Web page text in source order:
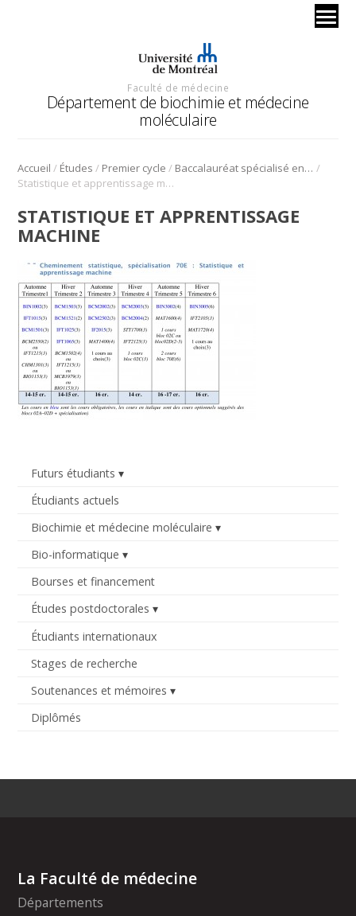
Faculté de médecine
Département de biochimie et médecine
moléculaire
Accueil / Études / Premier cycle / Baccalauréat spécialisé en bio-informatique /
Statistique et apprentissage machine
Futurs étudiants
Étudiants actuels
Biochimie et médecine moléculaire
Bio-informatique
Bourses et financement
Études postdoctorales
Étudiants internationaux
Stages de recherche
Soutenances et mémoires
Diplômés
STATISTIQUE ET APPRENTISSAGE
MACHINE
La Faculté de médecine
Départements